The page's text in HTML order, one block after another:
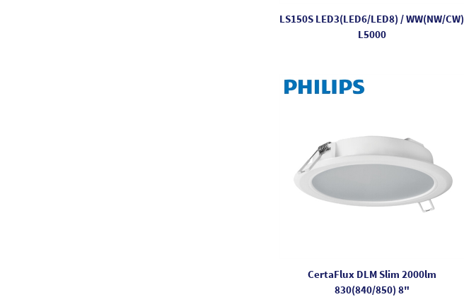
LS150S LED3(LED6/LED8) / WW(NW/CW)
L5000
CertaFlux DLM Slim 2000lm
830(840/850) 8"